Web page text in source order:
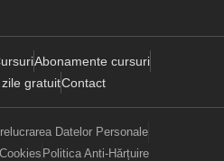
Abonamente cursuri
gratuitContact
Datelor Personale
Politica Anti-Hărțuire